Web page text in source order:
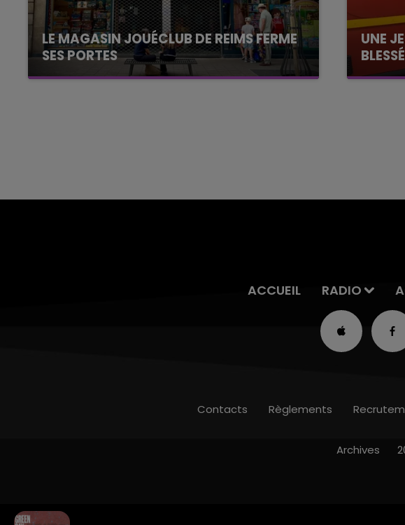
LE MAGASIN JOUÉCLUB DE REIMS FERME
SES PORTES
C'était l'une des institutions du centre-ville
UNE
Une
ACCUEIL RADIO
Contacts Règlements
Archives